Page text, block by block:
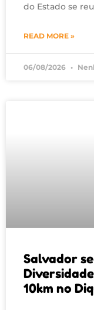
do Estado se
READ MORE »
06/08/2026
Salvador
10km no